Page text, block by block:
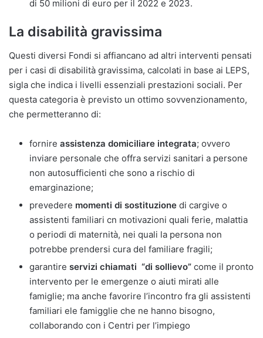
di 50 milioni di euro per il 2022 e 2023.
La disabilità gravissima
Questi diversi Fondi si affiancano ad altri interventi pensati
per i casi di disabilità gravissima, calcolati in base ai LEPS,
sigla che indica i livelli essenziali prestazioni sociali. Per
questa categoria è previsto un ottimo sovvenzionamento,
che permetteranno di:
fornire assistenza domiciliare integrata; ovvero
inviare personale che offra servizi sanitari a persone
non autosufficienti che sono a rischio di
emarginazione;
prevedere momenti di sostituzione di cargive o
assistenti familiari cn motivazioni quali ferie, malattia
o periodi di maternità, nei quali la persona non
potrebbe prendersi cura del familiare fragili;
garantire servizi chiamati “di sollievo” come il pronto
intervento per le emergenze o aiuti mirati alle
famiglie; ma anche favorire l’incontro fra gli assistenti
familiari ele famigglie che ne hanno bisogno,
collaborando con i Centri per l’impiego